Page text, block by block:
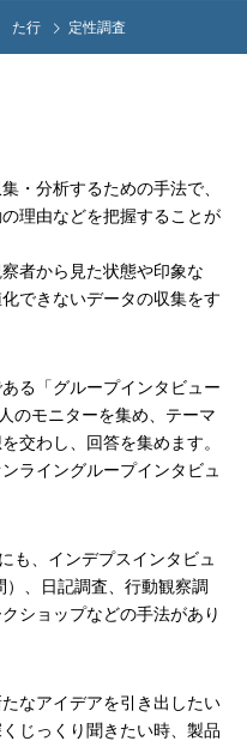
た行 定性調査
・分析するための手法で、
理由などを把握することが
者から見た状態や印象な
できないデータの収集をす
る「グループインタビュー
のモニターを集め、テーマ
交わし、回答を集めます。
ライングループインタビュ
も、インデプスインタビュ
、日記調査、行動観察調
ショップなどの手法があり
なアイデアを引き出したい
じっくり聞きたい時、製品